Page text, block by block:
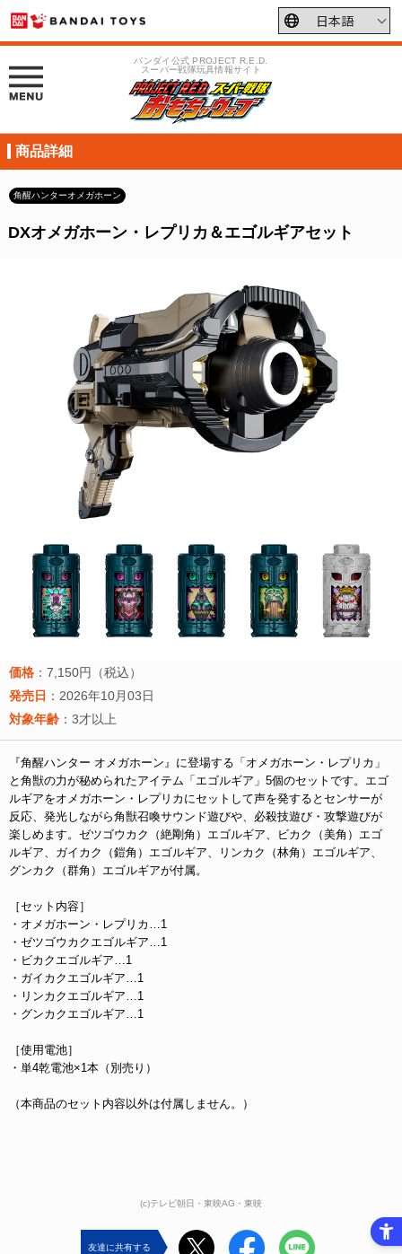
バンダイ公式 PROJECT R.E.D.
スーパー戦隊玩具情報サイト
商品詳細
角醒ハンターオメガホーン
DXオメガホーン・レプリカ＆エゴルギアセット
価格 ：7,150円（税込）
発売日 ：2026年10月03日
対象年齢 ：3才以上
『角醒ハンター オメガホーン』に登場する「オメガホーン・レプリカ」
と角獣の力が秘められたアイテム「エゴルギア」5個のセットです。エゴ
ルギアをオメガホーン・レプリカにセットして声を発するとセンサーが
反応、発光しながら角獣召喚サウンド遊びや、必殺技遊び・攻撃遊びが
楽しめます。ゼツゴウカク（絶剛角）エゴルギア、ビカク（美角）エゴ
ルギア、ガイカク（鎧角）エゴルギア、リンカク（林角）エゴルギア、
グンカク（群角）エゴルギアが付属。
［セット内容］
・オメガホーン・レプリカ…1
・ゼツゴウカクエゴルギア…1
・ビカクエゴルギア…1
・ガイカクエゴルギア…1
・リンカクエゴルギア…1
・グンカクエゴルギア…1
［使用電池］
・単4乾電池×1本（別売り）
（本商品のセット内容以外は付属しません。）
(c)テレビ朝日・東映AG・東映
友達に共有する